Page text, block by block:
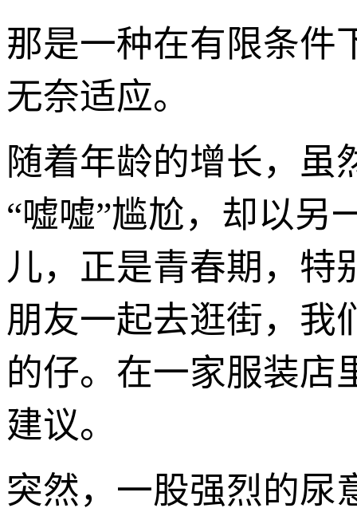
那是一种在有限条件
无奈适应。
随着年龄的增长，虽
“嘘嘘”尴尬，却以另
儿，正是青春期，特
朋友一起去逛街，我
的仔。在一家服装店
建议。
突然，一股强烈的尿